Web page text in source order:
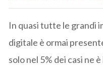
In quasi tutte le grandi
digitale è ormai
solo nel 5% dei casi ne